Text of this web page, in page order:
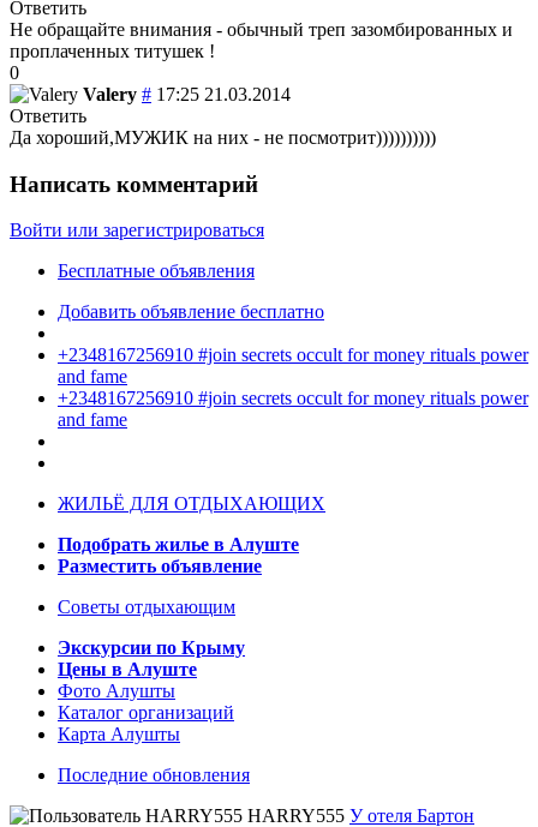
Ответить
Не обращайте внимания - обычный треп зазомбированных и
проплаченных титушек !
0
Valery # 17:25 21.03.2014
Ответить
Да хороший,МУЖИК на них - не посмотрит))))))))))
Написать комментарий
Войти или зарегистрироваться
Бесплатные объявления
Добавить объявление бесплатно
+2348167256910 #join secrets occult for money rituals power
and fame
+2348167256910 #join secrets occult for money rituals power
and fame
ЖИЛЬЁ ДЛЯ ОТДЫХАЮЩИХ
Подобрать жилье в Алуште
Разместить объявление
Советы отдыхающим
Экскурсии по Крыму
Цены в Алуште
Фото Алушты
Каталог организаций
Карта Алушты
Последние обновления
HARRY555 У отеля Бартон